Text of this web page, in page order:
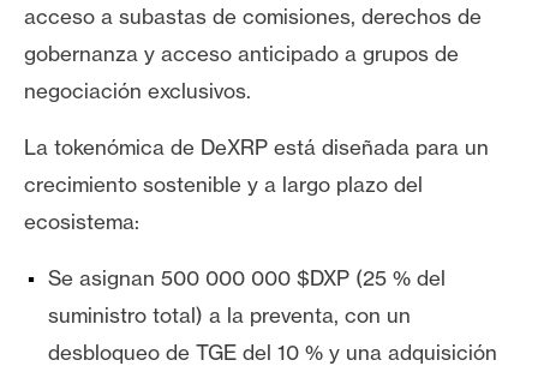
acceso a subastas de comisiones, derechos de
gobernanza y acceso anticipado a grupos de
negociación exclusivos.
La tokenómica de DeXRP está diseñada para un
crecimiento sostenible y a largo plazo del
ecosistema:
Se asignan 500 000 000 $DXP (25 % del
suministro total) a la preventa, con un
desbloqueo de TGE del 10 % y una adquisición